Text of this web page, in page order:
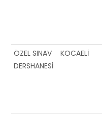
ÖZEL SINAV
DERSHANESİ
KOCAELİ